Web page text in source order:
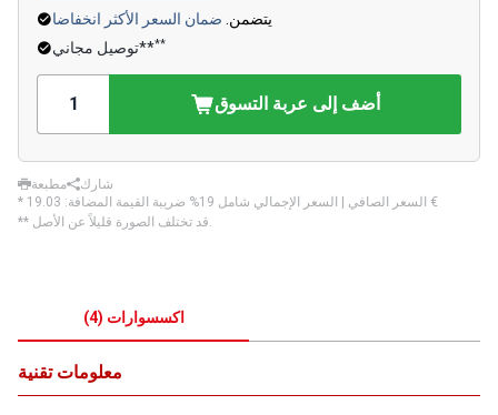
يتضمن. ضمان السعر الأكثر انخفاضا
توصيل مجاني****
أضف إلى عربة التسوق
مطبعة
شارك
* السعر الصافي | السعر الإجمالي شامل 19% ضريبة القيمة المضافة: ‏19.03 €
** قد تختلف الصورة قليلاً عن الأصل.
اكسسوارات (
4
)
معلومات تقنية